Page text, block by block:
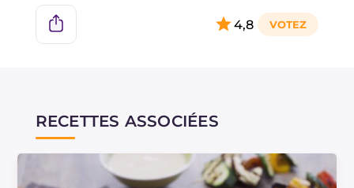
4,8
RECETTES ASSOCIÉES